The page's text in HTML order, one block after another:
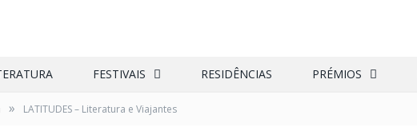
FESTIVAIS RESIDÊNCIAS PRÉMIOS
» LATITUDES – Literatura e Viajantes